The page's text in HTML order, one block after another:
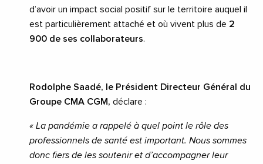
d’avoir un impact social positif sur le territoire auquel il
est particulièrement attaché et où vivent plus de 2
900 de ses collaborateurs.
Rodolphe Saadé, le Président Directeur Général du
Groupe CMA CGM, déclare :
« La pandémie a rappelé à quel point le rôle des
professionnels de santé est important. Nous sommes
donc fiers de les soutenir et d’accompagner leur